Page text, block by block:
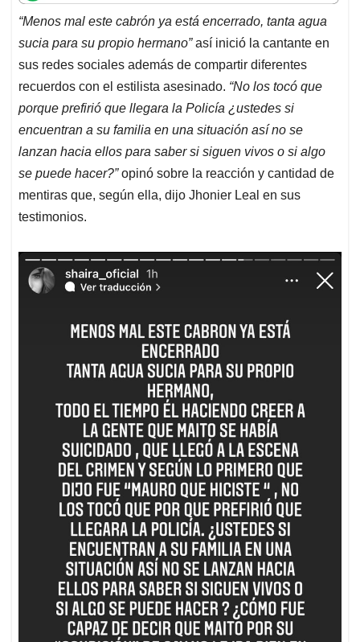
t
s
A
p
p
e
b
o
o
k
k
e
d
I
n
i
l
e
a
d
s
“Menos mal este cabrón ya está encerrado, tanta agua
sucia para su propio hermano”así inició la cantante en
sus redes sociales además de compartir diferentes
recuerdos con el estilista asesinado. “No los tocó que
porque prefirió que llegara la Policía ¿ustedes si
encuentran a su familia en una situación así no se
lanzan hacia ellos para saber si siguen vivos o si algo
se puede hacer?”opinó sobre la reacción y cantidad de
mentiras que, según ella, dijo Jhonier Leal en sus
testimonios.